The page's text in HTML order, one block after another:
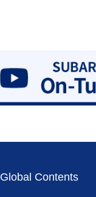
Global Contents